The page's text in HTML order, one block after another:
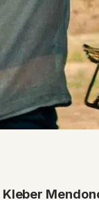
Kleber